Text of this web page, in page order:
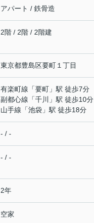
アパート / 鉄骨造
2階 / 2階 / 2階建
東京都豊島区要町 １丁目
有楽町線 「要町 」駅 徒歩7分
副都心線 「千川
」駅 徒歩10分
山手線 「池袋 」駅 徒歩18分
- / -
- / -
2年
空家